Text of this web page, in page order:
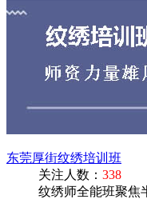
东莞厚街纹绣培训班
关注人数： 338
纹绣师全能班聚焦